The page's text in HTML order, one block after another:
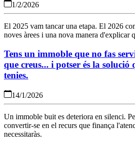
1/2/2026
El 2025 vam tancar una etapa. El 2026
noves àrees i una nova manera d'explicar
Tens un immoble que no fas
que creus... i potser és la solució
tenies.
14/1/2026
Un immoble buit es deteriora en silenci.
convertir-se en el recurs que finança
necessitaràs.